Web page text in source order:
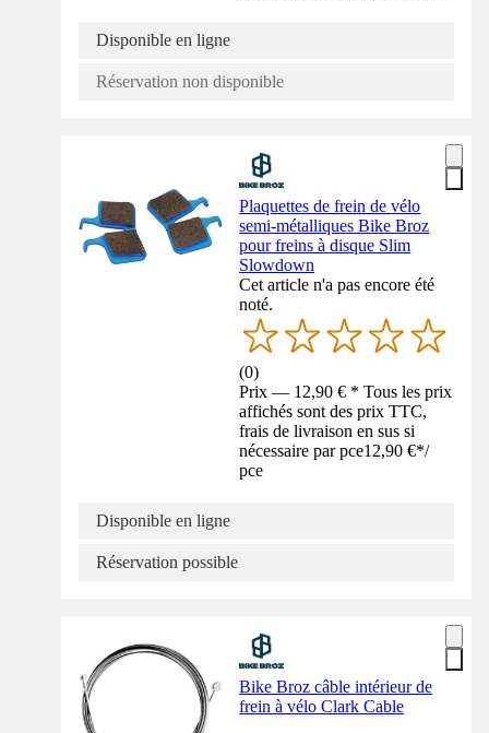
Disponible en ligne
Réservation non disponible
Plaquettes de frein de vélo
semi-métalliques Bike Broz
pour freins à disque Slim
Slowdown
Cet article n'a pas encore été
noté.
(0)
Prix — 12,90 € * Tous les prix
affichés sont des prix TTC,
frais de livraison en sus si
nécessaire par pce12,90 €*/
pce
Disponible en ligne
Réservation possible
Bike Broz câble intérieur de
frein à vélo Clark Cable